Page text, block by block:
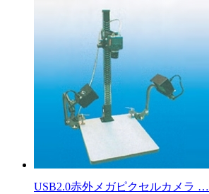
USB2.0赤外メガピクセルカメラ …